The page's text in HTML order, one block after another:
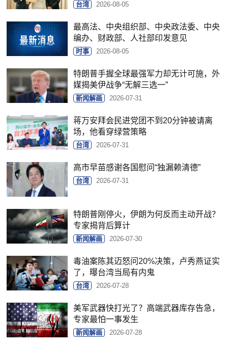
台湾 2026-08-05
最高法、中央组织部、中央政法委、中央
编办、财政部、人社部印发意见
时事 2026-08-05
特朗普手握全球最强军力却无计可施，外
媒揭美伊战争“无解三选一”
新闻解画 2026-07-31
蒋万安拜会民进党团不到20分钟被请离
场，他看穿绿营策略
台湾 2026-07-31
高市早苗感谢各国慰问“独漏赖清德”
台湾 2026-07-31
特朗普刚停火，伊朗为何反而主动开战？
专家揭背后算计
新闻解画 2026-07-30
毒油案陈其迈怒问20%决策，卢秀燕证实
了，曝台湾当局有内鬼
台湾 2026-07-28
美军武器快打光了？高端武器库存告急，
专家最怕一事发生
新闻解画 2026-07-28